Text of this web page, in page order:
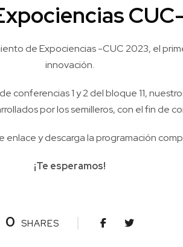
de Expociencias -CUC 2023, el
innovación.
conferencias 1 y 2 del bloque 11,
por los semilleros, con el fin de
enlacey descarga la programación
¡Te esperamos!
0 SHARES